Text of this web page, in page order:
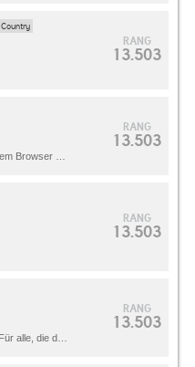
Country
RANG
13.503
RANG
13.503
RANG
13.503
RANG
13.503